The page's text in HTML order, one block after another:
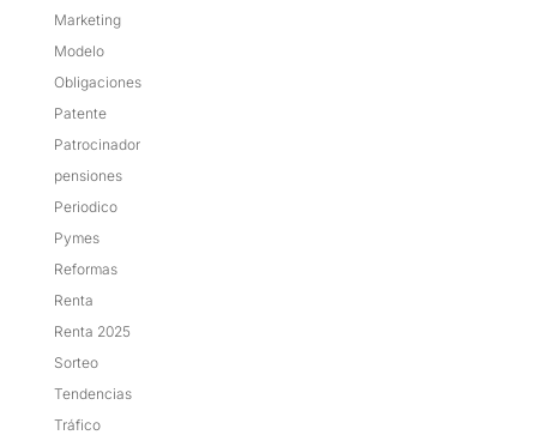
Marketing
Modelo
Obligaciones
Patente
Patrocinador
pensiones
Periodico
Pymes
Reformas
Renta
Renta 2025
Sorteo
Tendencias
Tráfico